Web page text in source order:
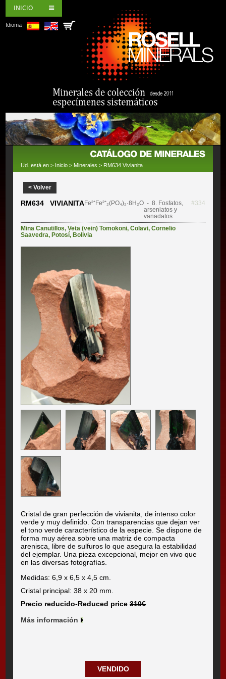
INICIO
Idioma
Ud. está en > Inicio > Minerales > RM634 Vivianita
< Volver
RM634 VIVIANITAFe²⁺Fe²⁺₂(PO₄)₂·8H₂O - 8. Fosfatos,
arseniatos y
vanadatos
#334
Mina Canutillos,Veta (vein) Tomokoni,Colavi,Cornelio
Saavedra, Potosí, Bolivia
Cristal de gran perfección de vivianita, de intenso color
verde y muy definido. Con transparencias que dejan ver
el tono verde característico de la especie. Se dispone de
forma muy aérea sobre una matriz de compacta
arenisca, libre de sulfuros lo que asegura la estabilidad
del ejemplar. Una pieza excepcional, mejor en vivo que
en las diversas fotografías.
Medidas: 6,9 x 6,5 x 4,5 cm.
Cristal principal: 38 x 20 mm.
Precio reducido-Reduced price310€
Más información
VENDIDO